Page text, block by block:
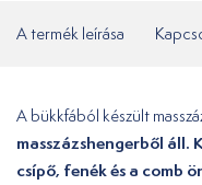
A termék leírása
A bükkfából készült
masszázshengerből áll.
csípő, fenék és a comb